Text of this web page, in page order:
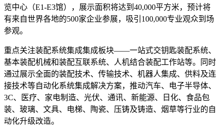
览中心（E1-E3馆），展示面积将达到40,000平方米，预计将
有来自世界各地的500家企业参展，吸引100,000专业观众到场
参观。
重点关注装配系统集成集成板块——一站式交钥匙装配系统、
基本装配机械和装配互联系统、人机结合装配工作站等。同时
通过展示全面的装配技术、传输技术、机器人集成、供料及连
接技术等自动化系统集成解决方案，推动汽车、电子半导体、
3C、医疗、家电制造、光伏、通讯、新能源、日化、食品包
装、玻璃、文具、电梯、陶瓷、压铸及铸造、烟草等行业的自
动化升级改造。